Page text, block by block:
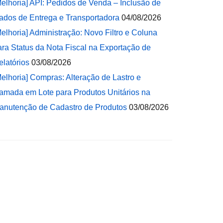
API: Pedidos de Venda – Inclusão de
de Entrega e Transportadora 04/08/2026
Administração: Novo Filtro e Coluna
Status da Nota Fiscal na Exportação de
03/08/2026
Compras: Alteração de Lastro e
em Lote para Produtos Unitários na
de Cadastro de Produtos 03/08/2026